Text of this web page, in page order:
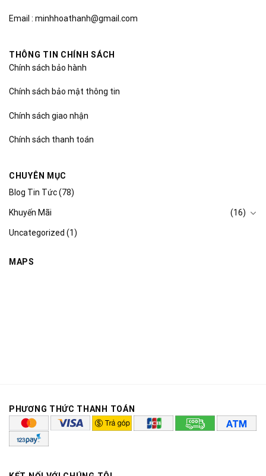
Email : minhhoathanh@gmail.com
THÔNG TIN CHÍNH SÁCH
Chính sách bảo hành
Chính sách bảo mật thông tin
Chính sách giao nhận
Chính sách thanh toán
CHUYÊN MỤC
Blog Tin Tức(78)
Khuyến Mãi (16)
Uncategorized (1)
MAPS
PHƯƠNG THỨC THANH TOÁN